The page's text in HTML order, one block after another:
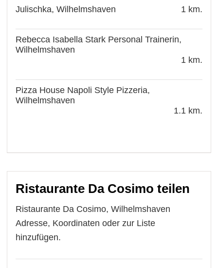
Julischka, Wilhelmshaven 1 km.
Rebecca Isabella Stark Personal Trainerin,
Wilhelmshaven
1 km.
Pizza House Napoli Style Pizzeria,
Wilhelmshaven
1.1 km.
Ristaurante Da Cosimo teilen
Ristaurante Da Cosimo, Wilhelmshaven
Adresse, Koordinaten oder zur Liste
hinzufügen.